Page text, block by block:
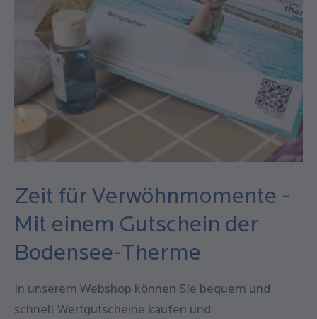
Zeit für Verwöhnmomente -
Mit einem Gutschein der
Bodensee-Therme
In unserem Webshop können Sie bequem und
schnell Wertgutscheine kaufen und